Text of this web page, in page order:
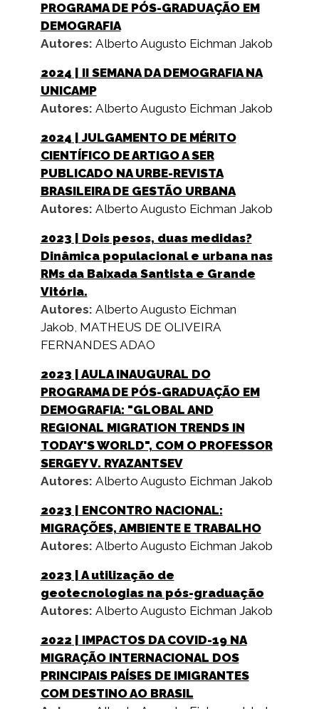
PROGRAMA DE PÓS-GRADUAÇÃO EM
DEMOGRAFIA
Autores: Alberto Augusto Eichman Jakob
2024 | II SEMANA DA DEMOGRAFIA NA
UNICAMP
Autores: Alberto Augusto Eichman Jakob
2024 | JULGAMENTO DE MÉRITO
CIENTÍFICO DE ARTIGO A SER
PUBLICADO NA URBE-REVISTA
BRASILEIRA DE GESTÃO URBANA
Autores: Alberto Augusto Eichman Jakob
2023 | Dois pesos, duas medidas?
Dinâmica populacional e urbana nas
RMs da Baixada Santista e Grande
Vitória.
Autores: Alberto Augusto Eichman
Jakob, MATHEUS DE OLIVEIRA
FERNANDES ADAO
2023 | AULA INAUGURAL DO
PROGRAMA DE PÓS-GRADUAÇÃO EM
DEMOGRAFIA: "GLOBAL AND
REGIONAL MIGRATION TRENDS IN
TODAY'S WORLD", COM O PROFESSOR
SERGEY V. RYAZANTSEV
Autores: Alberto Augusto Eichman Jakob
2023 | ENCONTRO NACIONAL:
MIGRAÇÕES, AMBIENTE E TRABALHO
Autores: Alberto Augusto Eichman Jakob
2023 | A utilização de
geotecnologias na pós-graduação
Autores: Alberto Augusto Eichman Jakob
2022 | IMPACTOS DA COVID-19 NA
MIGRAÇÃO INTERNACIONAL DOS
PRINCIPAIS PAÍSES DE IMIGRANTES
COM DESTINO AO BRASIL